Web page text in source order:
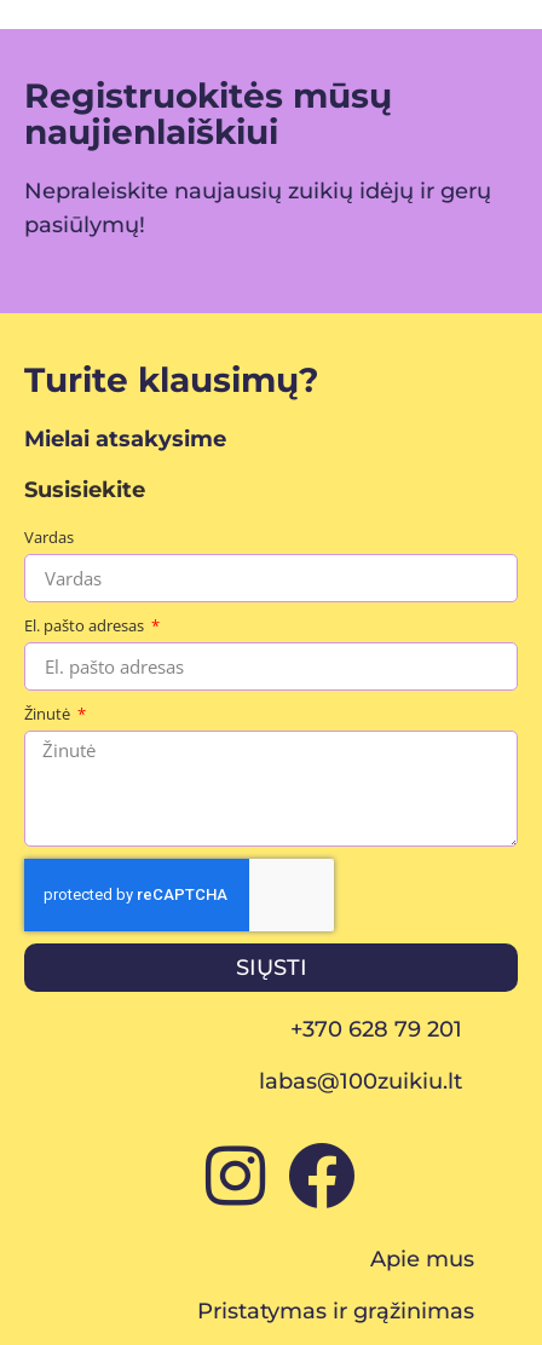
Registruokitės mūsų
naujienlaiškiui
Nepraleiskite naujausių zuikių idėjų ir gerų
pasiūlymų!
Turite klausimų?
Mielai atsakysime
Susisiekite
Vardas
El. pašto adresas
Žinutė
SIŲSTI
+370 628 79 201
labas@100zuikiu.lt
Apie mus
Pristatymas ir grąžinimas